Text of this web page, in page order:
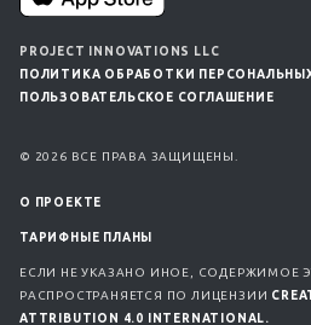
PROJECT INNOVATIONS LLC
ПОЛИТИКА ОБРАБОТКИ
ПОЛЬЗОВАТЕЛЬСКОЕ СОГЛАШЕНИЕ
© 2026 ВСЕ ПРАВА ЗАЩИЩЕНЫ.
О ПРОЕКТЕ
ТАРИФНЫЕ ПЛАНЫ
ЕСЛИ НЕ УКАЗАНО ИНОЕ, СОДЕРЖИМОЕ
РАСПРОСТРАНЯЕТСЯ ПО ЛИЦЕНЗИИ
ATTRIBUTION 4.0 INTERNATIONAL.